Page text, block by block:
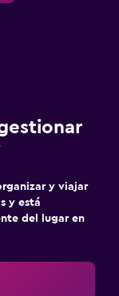
y viajar
y está
del lugar en